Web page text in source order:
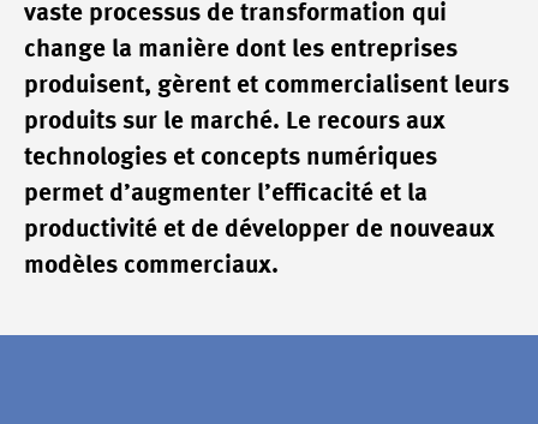
vaste processus de transformation qui
change la manière dont les entreprises
produisent, gèrent et commercialisent leurs
produits sur le marché. Le recours aux
technologies et concepts numériques
permet d’augmenter l’efficacité et la
productivité et de développer de nouveaux
modèles commerciaux.